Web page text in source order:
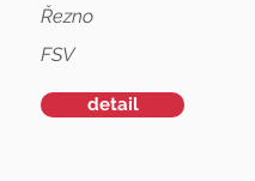
Řezno
FSV
detail